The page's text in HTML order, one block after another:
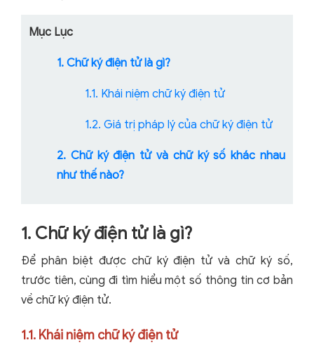
Mục Lục
1. Chữ ký điện tử là gì?
1.1. Khái niệm chữ ký điện tử
1.2. Giá trị pháp lý của chữ ký điện tử
2. Chữ ký điện tử và chữ ký số khác nhau
như thế nào?
1. Chữ ký điện tử là gì?
Để phân biệt được chữ ký điện tử và chữ ký số,
trước tiên, cùng đi tìm hiểu một số thông tin cơ bản
về chữ ký điện tử.
1.1. Khái niệm chữ ký điện tử